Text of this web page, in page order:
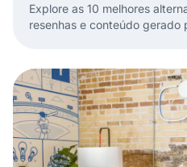
Explore as 10 melhores
resenhas e conteúdo gerado